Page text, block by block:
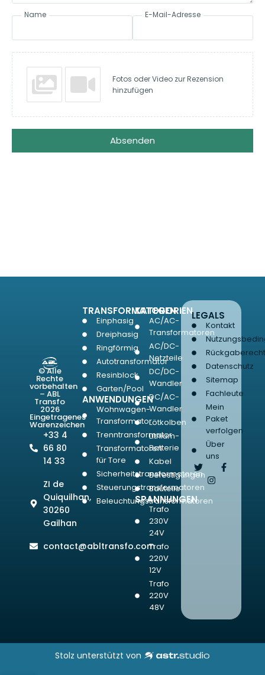
Name E-Mail-Adresse
Fotos oder Video zur Rezension
hinzufügen
Absenden
© Alle
Rechte
vorbehalten
– ABL
Transfo
2026
Eingetragenes
Warenzeichen
+33 4
66 80
14 33
ZI de
Quiquilhan,
30260
Gailhan
contact@abltransfo.com
TRANSFORMATOREN
Einphasig
Dreiphasig
Ringförmig
Autotransformator
Resinblock
Garten/Pool
ANWENDUNGEN
Wohnwagen-
Transformator
Trenntransformator
Transformatoren
für Tore
Sicherheitstransformatoren
Steuerungstransformatoren
Beleuchtungstransformatoren
KATEGORIEN
AC/AC-
Transformatoren
AC/DC-
Netzteile
DC/DC-
Wandler
DC/AC-
Wandler
Lötkolben
Lithium-
Batterie
Kabel
Befestigungen
Bauteile
SPANNUNGEN
Trafo
230V
24V
Trafo
220V
12V
Trafo
220V
48V
LEGALS
Kontakt
Datenschutz
Sitemap
Fachleute
Mein
Paket
verfolgen
Über
uns
Stolz unterstützt von